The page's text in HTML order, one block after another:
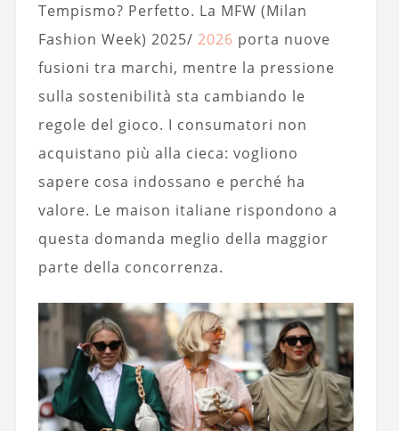
Tempismo? Perfetto. La MFW (Milan
Fashion Week) 2025/ 2026 porta nuove
fusioni tra marchi, mentre la pressione
sulla sostenibilità sta cambiando le
regole del gioco. I consumatori non
acquistano più alla cieca: vogliono
sapere cosa indossano e perché ha
valore. Le maison italiane rispondono a
questa domanda meglio della maggior
parte della concorrenza.